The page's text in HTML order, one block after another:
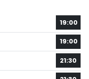
19:00
19:00
21:30